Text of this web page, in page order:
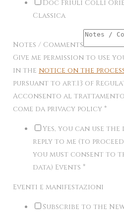
Doc Friuli Colli
Classica
Notes / Comments
Give me permission to use
in the notice on the
pursuant to art.13 of
Acconsento al
come da privacy policy *
Yes, you can use
reply to me (to
you must consent to
data) Events *
Eventi e manifestazioni
Subscribe to the